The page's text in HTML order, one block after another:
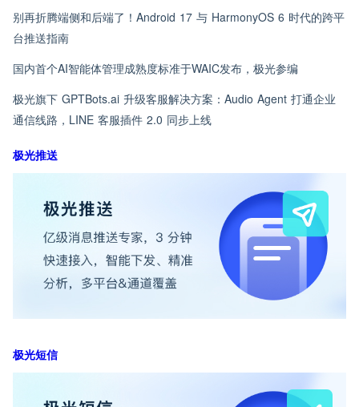
别再折腾端侧和后端了！Android 17 与 HarmonyOS 6 时代的跨平
台推送指南
国内首个AI智能体管理成熟度标准于WAIC发布，极光参编
极光旗下 GPTBots.ai 升级客服解决方案：Audio Agent 打通企业
通信线路，LINE 客服插件 2.0 同步上线
极光推送
极光短信